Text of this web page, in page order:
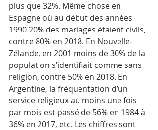
plus que 32%. Même chose en
Espagne où au début des années
1990 20% des mariages étaient civils,
contre 80% en 2018. En Nouvelle-
Zélande, en 2001 moins de 30% de la
population s’identifiait comme sans
religion, contre 50% en 2018. En
Argentine, la fréquentation d’un
service religieux au moins une fois
par mois est passé de 56% en 1984 à
36% en 2017, etc. Les chiffres sont